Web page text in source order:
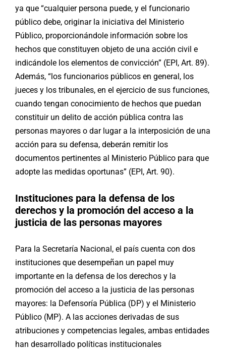
ya que “cualquier persona puede, y el funcionario
público debe, originar la iniciativa del Ministerio
Público, proporcionándole información sobre los
hechos que constituyen objeto de una acción civil e
indicándole los elementos de convicción” (EPI, Art. 89).
Además, “los funcionarios públicos en general, los
jueces y los tribunales, en el ejercicio de sus funciones,
cuando tengan conocimiento de hechos que puedan
constituir un delito de acción pública contra las
personas mayores o dar lugar a la interposición de una
acción para su defensa, deberán remitir los
documentos pertinentes al Ministerio Público para que
adopte las medidas oportunas” (EPI, Art. 90).
Instituciones para la defensa de los
derechos y la promoción del acceso a la
justicia de las personas mayores
Para la Secretaría Nacional, el país cuenta con dos
instituciones que desempeñan un papel muy
importante en la defensa de los derechos y la
promoción del acceso a la justicia de las personas
mayores: la Defensoría Pública (DP) y el Ministerio
Público (MP). A las acciones derivadas de sus
atribuciones y competencias legales, ambas entidades
han desarrollado políticas institucionales